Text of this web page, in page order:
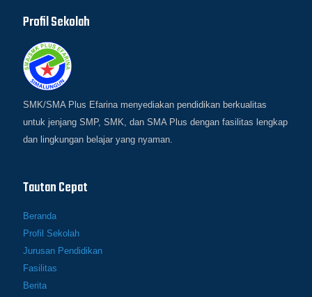
Profil Sekolah
SMK/SMA Plus Efarina menyediakan pendidikan berkualitas
untuk jenjang SMP, SMK, dan SMA Plus dengan fasilitas lengkap
dan lingkungan belajar yang nyaman.
Tautan Cepat
Beranda
Profil Sekolah
Jurusan Pendidikan
Fasilitas
Berita